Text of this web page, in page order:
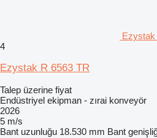
Ezystak
4
Ezystak R 6563 TR
Talep üzerine fiyat
Endüstriyel ekipman - zırai konveyör
2026
5 m/s
Bant uzunluğu 18.530 mm Bant